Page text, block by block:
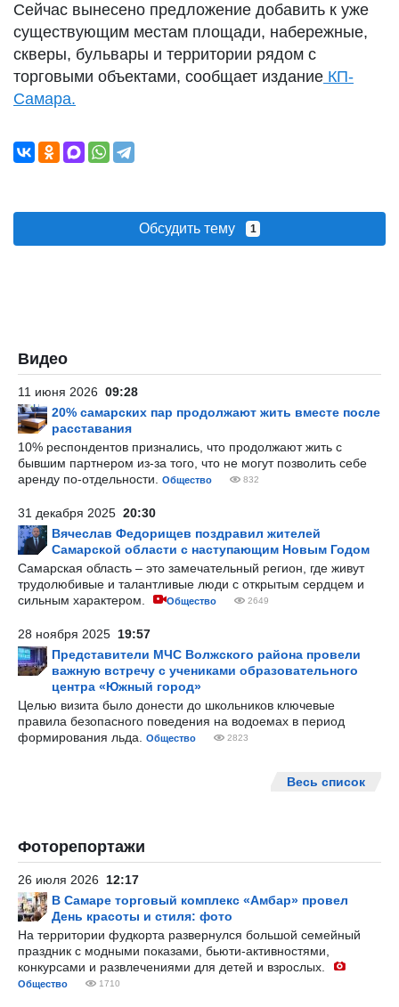
Сейчас вынесено предложение добавить к уже
существующим местам площади, набережные,
скверы, бульвары и территории рядом с
торговыми объектами, сообщает издание КП-
Самара.
Обсудить тему 1
Видео
11 июня 2026 09:28
20% самарских пар продолжают жить вместе после
расставания
10% респондентов признались, что продолжают жить с
бывшим партнером из-за того, что не могут позволить себе
аренду по-отдельности.
Общество 832
31 декабря 2025 20:30
Вячеслав Федорищев поздравил жителей
Самарской области с наступающим Новым Годом
Самарская область – это замечательный регион, где живут
трудолюбивые и талантливые люди с открытым сердцем и
сильным характером.
Общество 2649
28 ноября 2025 19:57
Представители МЧС Волжского района провели
важную встречу с учениками образовательного
центра «Южный город»
Целью визита было донести до школьников ключевые
правила безопасного поведения на водоемах в период
формирования льда.
Общество 2823
Весь список
Фоторепортажи
26 июля 2026 12:17
В Самаре торговый комплекс «Амбар» провел
День красоты и стиля: фото
На территории фудкорта развернулся большой семейный
праздник с модными показами, бьюти-активностями,
конкурсами и развлечениями для детей и взрослых.
Общество 1710